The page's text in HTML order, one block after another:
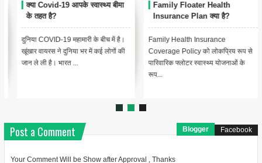
क्या Covid-19 आपके स्वास्थ्य बीमा
के तहत है?
दुनिया COVID-19 महामारी के बीच में है।
खूंखार वायरस ने दुनिया भर में कई लोगों की
जान ले ली है। भारत ...
Family Floater Health
Insurance Plan क्या है?
Family Health Insurance
Coverage Policy को लोकप्रिय रूप से
पारिवारिक फ्लोटर स्वास्थ्य योजनाओं के
रूप...
Post a Comment Blogger Facebook
Your Comment Will be Show after Approval , Thanks